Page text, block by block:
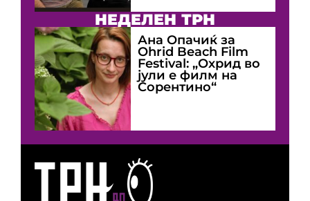
НЕДЕЛЕН ТРН
Ана Опачиќ за
Оhrid Beach Film
Festival: „Охрид во
јули е филм на
Сорентино“